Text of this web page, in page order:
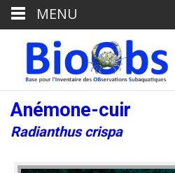
Anémone-cuir
Radianthus crispa
MENU